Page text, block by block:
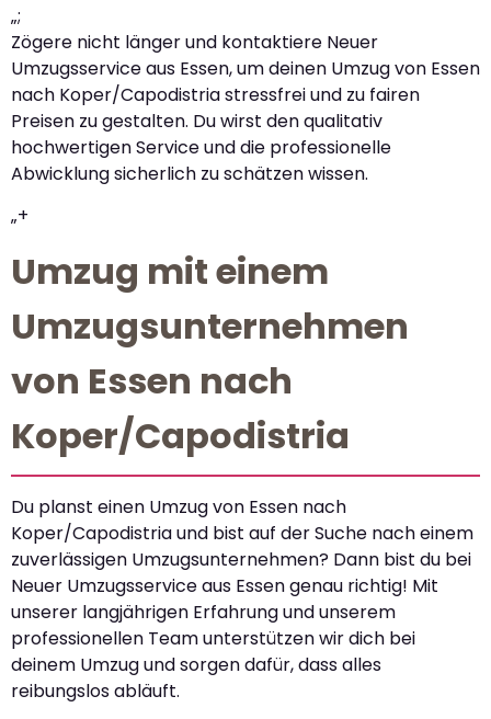
„;
Zögere nicht länger und kontaktiere Neuer
Umzugsservice aus Essen, um deinen Umzug von Essen
nach Koper/Capodistria stressfrei und zu fairen
Preisen zu gestalten. Du wirst den qualitativ
hochwertigen Service und die professionelle
Abwicklung sicherlich zu schätzen wissen.
„+
Umzug mit einem
Umzugsunternehmen
von Essen nach
Koper/Capodistria
Du planst einen Umzug von Essen nach
Koper/Capodistria und bist auf der Suche nach einem
zuverlässigen Umzugsunternehmen? Dann bist du bei
Neuer Umzugsservice aus Essen genau richtig! Mit
unserer langjährigen Erfahrung und unserem
professionellen Team unterstützen wir dich bei
deinem Umzug und sorgen dafür, dass alles
reibungslos abläuft.